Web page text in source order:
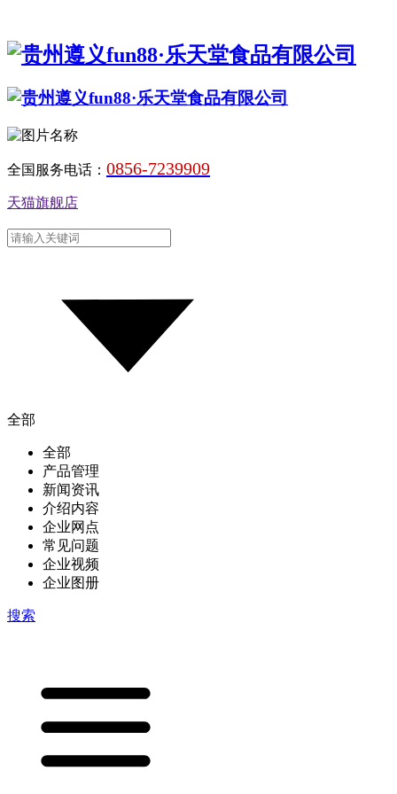
全国服务电话： 0856-7239909
天猫旗舰店
全部
全部
产品管理
新闻资讯
介绍内容
企业网点
常见问题
企业视频
企业图册
搜索